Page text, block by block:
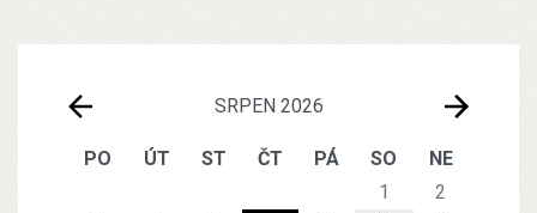
SRPEN 2026
PO ÚT ST ČT PÁ SO
NE
1
2